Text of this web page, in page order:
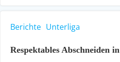
Berichte Unterliga
Respektables Abschneiden